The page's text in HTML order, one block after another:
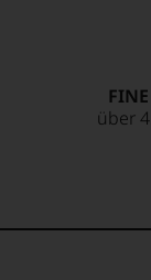
über